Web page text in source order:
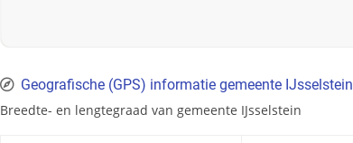
Geografische (GPS) informatie gemeente IJsselstein
Breedte- en lengtegraad van gemeente IJsselstein